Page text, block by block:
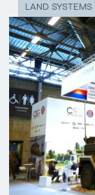
LAND SYSTEMS